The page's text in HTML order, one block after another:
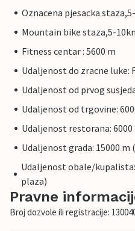
Oznacena pjesacka
Mountain bike staza,5-
Fitness centar : 5600 m
Udaljenost do zracne luke:
Udaljenost od prvog
Udaljenost od trgovine:
Udaljenost restorana: 6000
Udaljenost grada: 15000 m
Udaljenost obale/
plaza)
Pravne
Broj dozvole ili registracije: